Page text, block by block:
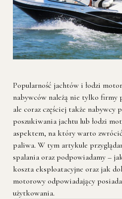
Popularność jachtów i łodzi
nabywców należą nie tylko firmy
ale coraz częściej także
poszukiwania jachtu lub łodzi
aspektem, na który warto
paliwa. W tym artykule
spalania oraz podpowiadamy –
koszta eksploatacyjne oraz jak
motorowy odpowiadający
użytkowania.